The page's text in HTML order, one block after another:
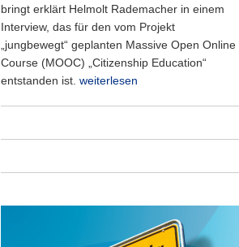
bringt erklärt Helmolt Rademacher in einem
Interview, das für den vom Projekt
„jungbewegt“ geplanten Massive Open Online
Course (MOOC) „Citizenship Education“
entstanden ist. weiterlesen